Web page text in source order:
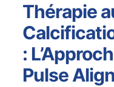
Thérapie
:
Pulse Align